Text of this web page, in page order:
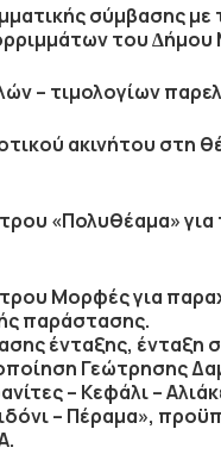
σύµβασης µε
του
– τιμολογίων
ακινήτου στη
«Πολυθέαμα»
Μορφές για
παράστασης.
ένταξης, ένταξη
Γεώτρησης
– Κεφάλι –
– Πέραμα»,